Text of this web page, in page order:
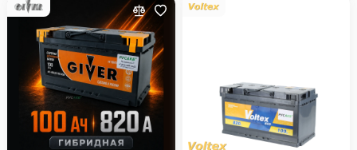
W204, S204, C204 Рестайлинг (2011-2015)
W205, S205, C205 (2014-2018)
W205, S205, C205 Рестайлинг (2018-2021)
V (W206) (2021-н.в.) C-Класс Mercedes-Benz